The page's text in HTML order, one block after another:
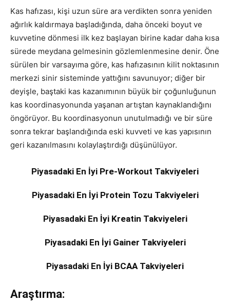
Kas hafızası, kişi uzun süre ara verdikten sonra yeniden
ağırlık kaldırmaya başladığında, daha önceki boyut ve
kuvvetine dönmesi ilk kez başlayan birine kadar daha kısa
sürede meydana gelmesinin gözlemlenmesine denir. Öne
sürülen bir varsayıma göre, kas hafızasının kilit noktasının
merkezi sinir sisteminde yattığını savunuyor; diğer bir
deyişle, baştaki kas kazanımının büyük bir çoğunluğunun
kas koordinasyonunda yaşanan artıştan kaynaklandığını
öngörüyor. Bu koordinasyonun unutulmadığı ve bir süre
sonra tekrar başlandığında eski kuvveti ve kas yapısının
geri kazanılmasını kolaylaştırdığı düşünülüyor.
Piyasadaki En İyi Pre-Workout Takviyeleri
Piyasadaki En İyi Protein Tozu Takviyeleri
Piyasadaki En İyi Kreatin Takviyeleri
Piyasadaki En İyi Gainer Takviyeleri
Piyasadaki En İyi BCAA Takviyeleri
Araştırma: